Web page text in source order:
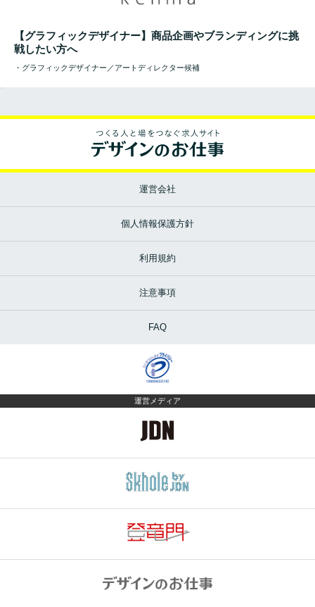
【グラフィックデザイナー】商品企画やブランディングに挑
戦したい方へ
・グラフィックデザイナー／アートディレクター候補
運営会社
個人情報保護方針
利用規約
注意事項
FAQ
運営メディア